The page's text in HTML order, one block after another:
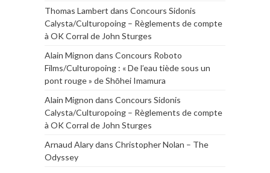
Thomas Lambert dans Concours Sidonis
Calysta/Culturopoing – Règlements de compte
à OK Corral de John Sturges
Alain Mignon dans Concours Roboto
Films/Culturopoing : « De l’eau tiède sous un
pont rouge » de Shōhei Imamura
Alain Mignon dans Concours Sidonis
Calysta/Culturopoing – Règlements de compte
à OK Corral de John Sturges
Arnaud Alarydans Christopher Nolan – The
Odyssey